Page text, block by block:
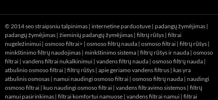
© 2014seo straipsniu talpinimas | internetine parduotuve | padangų žymėjimas |
padangų žymėjimas | žieminių padangų žymėjimas | filtrų rūšys | filtrai
nugeležinimui | osmoso filtrai> | osmoso filtrų nauda | osmoso filtrai | filtrų rūšys |
minkštinimo filtrų naudojimas | minkštinimo sistema | filtrų rūšys ir nauda | osmoso
filtrai | vandens filtrai nukalkinimui | vandens filtrų nauda | osmoso filtrų nauda |
atbulinio osmoso filtrai | filtrų rūšys | apie geriamo vandens filtrus | kas yra
atbulinis osmosas | namui naudingi osmoso filtrai | osmoso filtrų nauda | naudingi
osmoso filtrai | kuo naudingi osmoso filtrai | vandens filtravimo sistemos | filtrų
namui pasirinkimas | filtrai komfortui namuose | vandens filtrai namui | filtrai